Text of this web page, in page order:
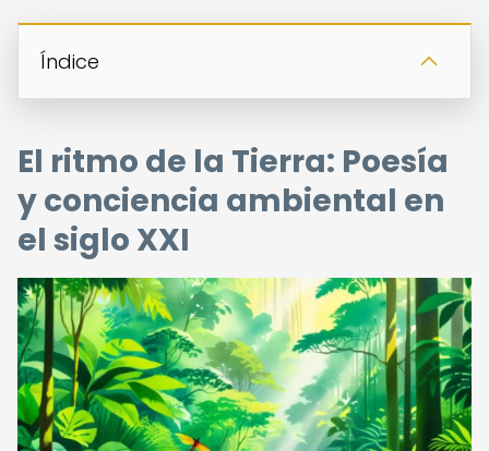
Índice
El ritmo de la Tierra: Poesía
y conciencia ambiental en
el siglo XXI